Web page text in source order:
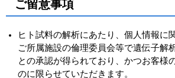
ご留意事項
ヒト試料の解析にあたり、個人情報に
ご所属施設の倫理委員会等で遺伝子解
との承認が得られており、かつお客様
のに限らせていただきます。